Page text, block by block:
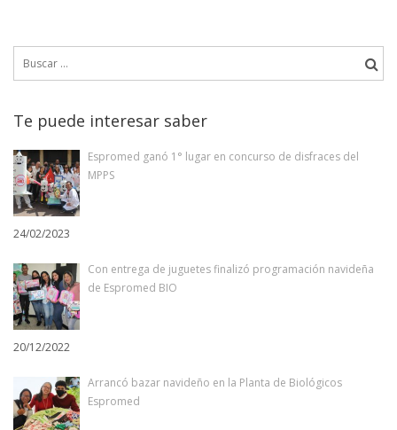
Te puede interesar saber
Espromed ganó 1° lugar en concurso de disfraces del
MPPS
24/02/2023
Con entrega de juguetes finalizó programación navideña
de Espromed BIO
20/12/2022
Arrancó bazar navideño en la Planta de Biológicos
Espromed